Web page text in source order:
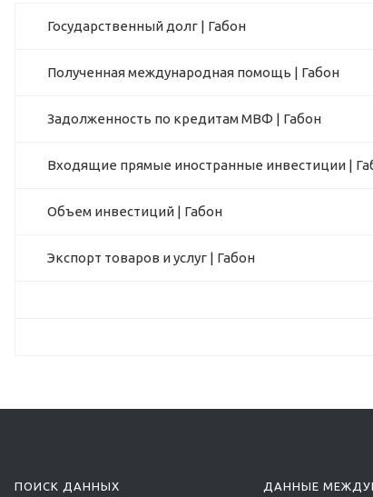
Государственный долг | Габон
Полученная международная помощь | Габон
Задолженность по кредитам МВФ | Габон
Входящие прямые иностранные инвестиции |
Объем инвестиций | Габон
Экспорт товаров и услуг | Габон
ПОИСК ДАННЫХ ДАННЫЕ